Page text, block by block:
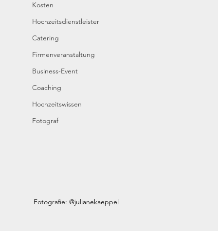
Kosten
Hochzeitsdienstleister
Catering
Firmenveranstaltung
Business-Event
Coaching
Hochzeitswissen
Fotograf
Fotografie: @julianekaeppel